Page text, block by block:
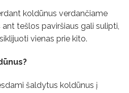
koldūnus verdančiame
tešlos paviršiaus gali sulipti,
vienas prie kito.
šaldytus koldūnus į